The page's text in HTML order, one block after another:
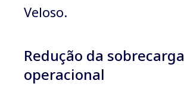
Veloso.
Redução da sobrecarga
operacional